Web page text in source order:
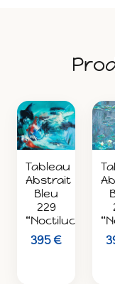
Tableau
Abstrait
Bleu
229
“Noctiluca”
395 €